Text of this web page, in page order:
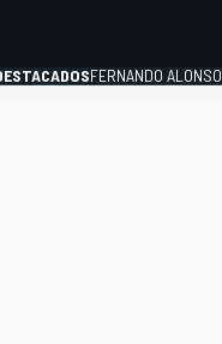
FERNANDO ALONSO